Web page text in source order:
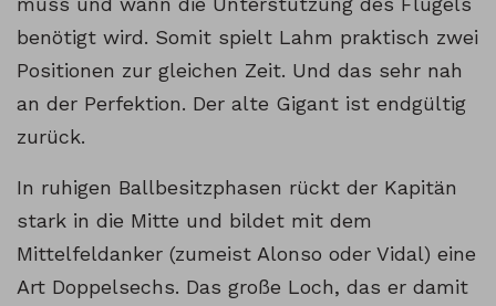
benötigt wird. Somit spielt Lahm praktisch zwei
Positionen zur gleichen Zeit. Und das sehr nah
an der Perfektion. Der alte Gigant ist endgültig
zurück.
In ruhigen Ballbesitzphasen rückt der Kapitän
stark in die Mitte und bildet mit dem
Mittelfeldanker (zumeist Alonso oder Vidal) eine
Art Doppelsechs. Das große Loch, das er damit